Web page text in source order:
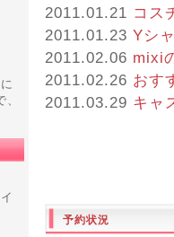
2011.01.21 コス
2011.01.23 Yシ
2011.02.06 mixi
2011.02.26 おす
2011.03.29 キャ
予約状況